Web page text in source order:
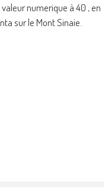
numerique à 40 , en
sur le Mont Sinaie.